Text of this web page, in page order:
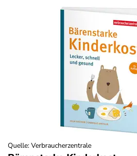
Quelle: Verbraucherzentrale